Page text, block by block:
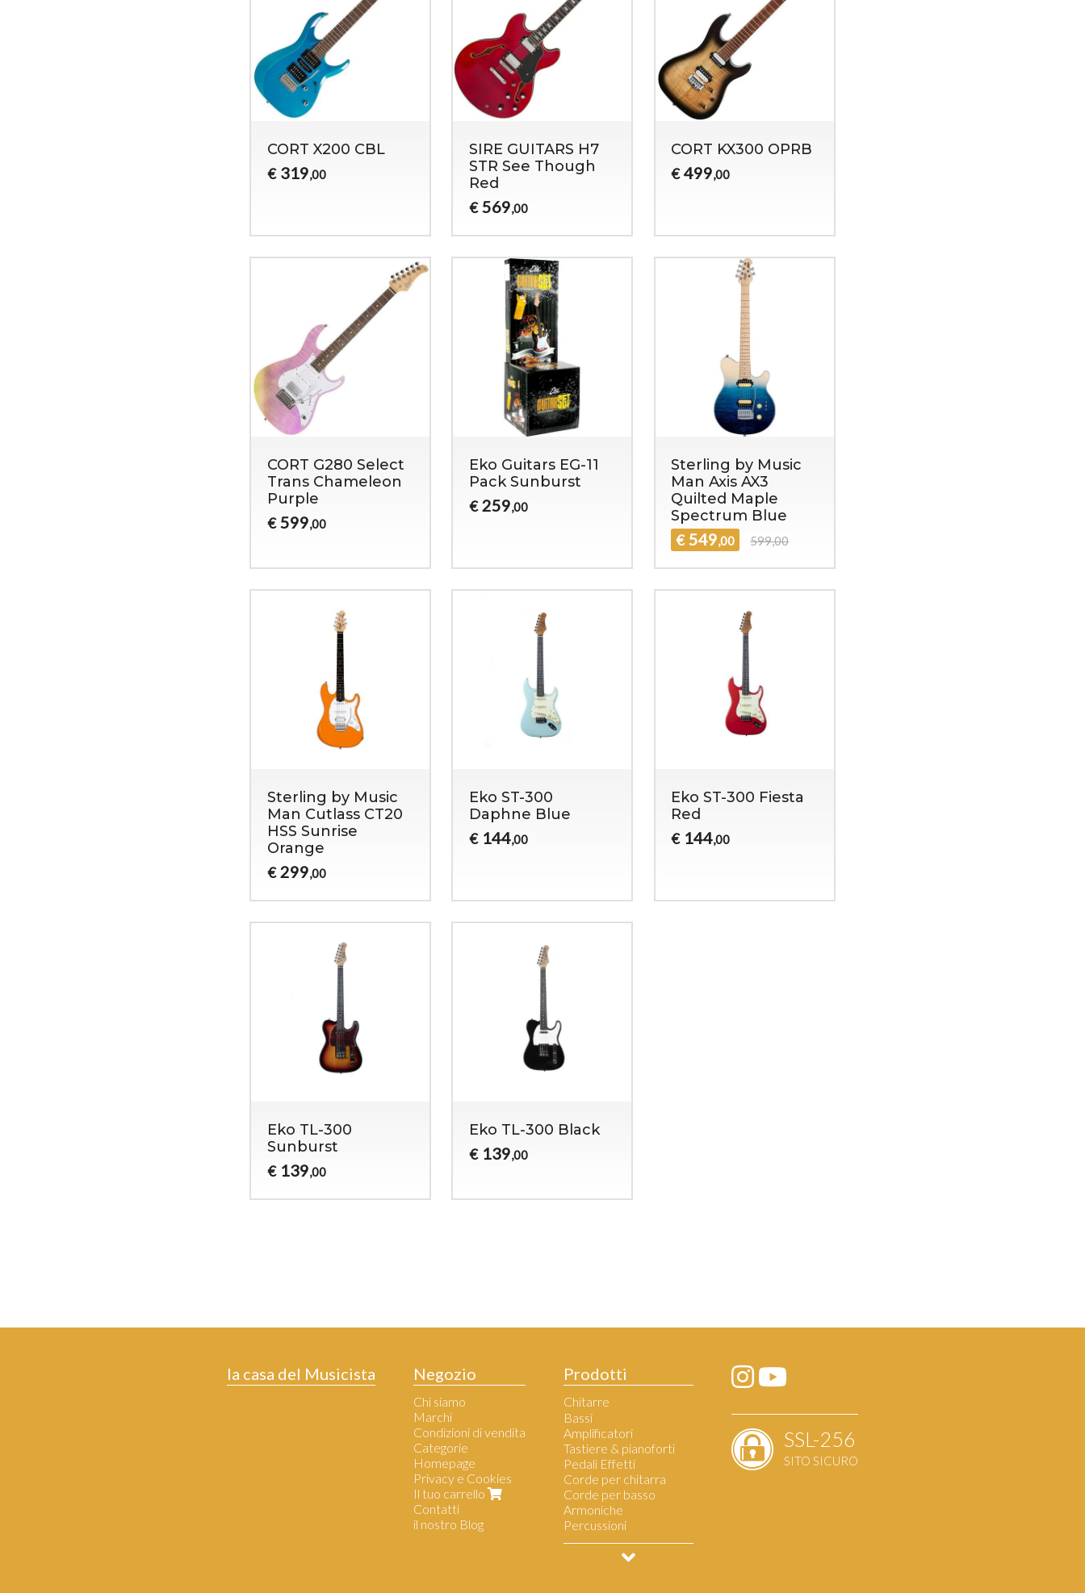
CORT X200 CBL
€ 319,00
SIRE GUITARS H7
STR See Though
Red
€ 569,00
CORT KX300 OPRB
€ 499,00
CORT G280 Select
Trans Chameleon
Purple
€ 599,00
Eko Guitars EG-11
Pack Sunburst
€ 259,00
Sterling by Music
Man Axis AX3
Quilted Maple
Spectrum Blue
€ 549,00 599,00
Sterling by Music
Man Cutlass CT20
HSS Sunrise
Orange
€ 299,00
Eko ST-300
Daphne Blue
€ 144,00
Eko ST-300 Fiesta
Red
€ 144,00
Eko TL-300
Sunburst
€ 139,00
Eko TL-300 Black
€ 139,00
la casa del Musicista Negozio
Chi siamo
Marchi
Condizioni di vendita
Categorie
Homepage
Privacy e Cookies
Il tuo carrello
Contatti
il nostro Blog
Prodotti
Chitarre
Chitarre Elettriche
Chitarre Acustiche
Chitarre Classiche
Ukulele
Chitarre per principianti
Bassi
Amplificatori
Tastiere & pianoforti
Pedali Effetti
Corde per chitarra
Corde per basso
Armoniche
Percussioni
Accessori per musicisti
SSL-256
SITO SICURO